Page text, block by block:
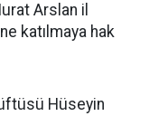
Arslan il
katılmaya hak
Hüseyin